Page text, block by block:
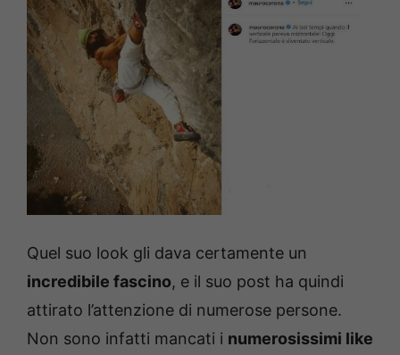
Quel suo look gli dava certamente un
incredibile fascino, e il suo post ha quindi
attirato l’attenzione di numerose persone.
Non sono infatti mancati i numerosissimi like